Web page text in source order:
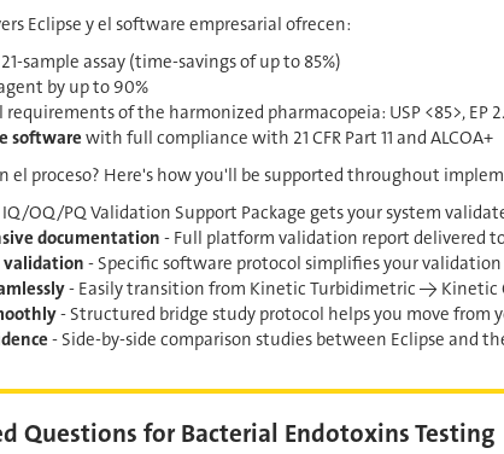
Eclipse y el software empresarial ofrecen:
sample assay (time-savings of up to 85%)
by up to 90%
of the harmonized pharmacopeia: USP <85>, EP
software with full compliance with 21 CFR Part 11 and ALCOA+
el proceso? Here's how you'll be supported throughout
OQ/PQ Validation Support Package gets your system
documentation - Full platform validation report delivered
validation- Specific software protocol simplifies your validation
- Easily transition from Kinetic Turbidimetric → Kinetic
- Structured bridge study protocol helps you move
- Side-by-side comparison studies between Eclipse and
Questions for Bacterial Endotoxins Testing